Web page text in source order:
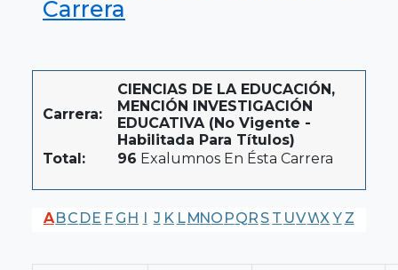
Carrera
Carrera:
CIENCIAS DE LA EDUCACIÓN,
MENCIÓN INVESTIGACIÓN
EDUCATIVA (No Vigente -
Habilitada Para Títulos)
Total:
96 Exalumnos En Ésta Carrera
ABC DE F G H I J K LMNO PQR S T UVWX Y Z